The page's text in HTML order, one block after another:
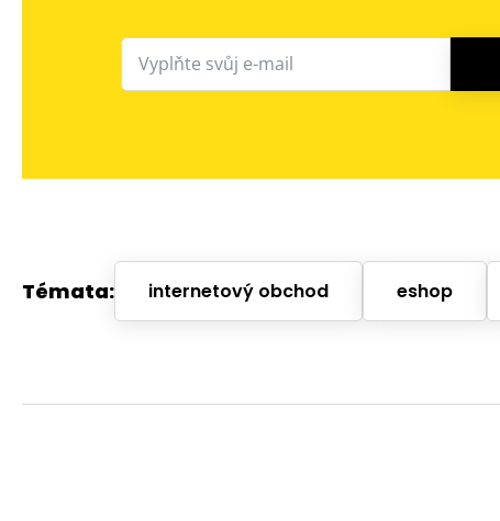
Témata: internetový obchod eshop